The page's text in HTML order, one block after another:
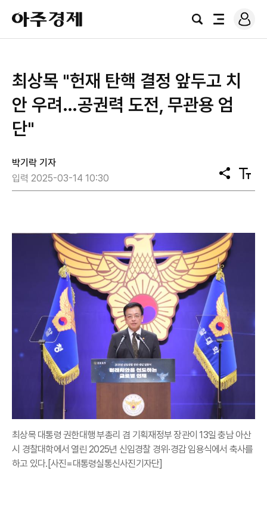
아
주
경
검
전
로
그
최상목 "헌재 탄핵 결정 앞두고 치
안 우려…공권력 도전, 무관용 엄
단"
박기락 기자
입력 2025-03-14 10:30
공
유
텍
스
최상목 대통령 권한대행 부총리 겸 기획재정부 장관이 13일 충남 아산
시 경찰대학에서 열린 2025년 신임경찰 경위·경감 임용식에서 축사를
하고 있다.[사진=대통령실통신사진기자단]